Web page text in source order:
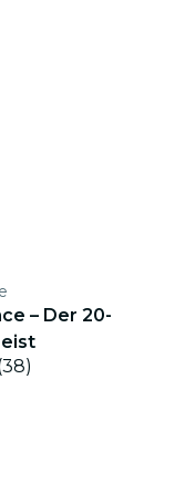
– Der 20-